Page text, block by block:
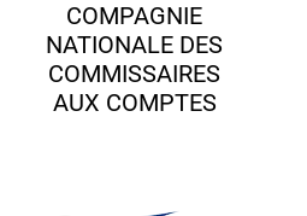
COMPAGNIE
NATIONALE DES
COMMISSAIRES
AUX COMPTES